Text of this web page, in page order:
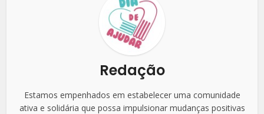
Redação
Estamos empenhados em estabelecer uma comunidade
ativa e solidária que possa impulsionar mudanças positivas